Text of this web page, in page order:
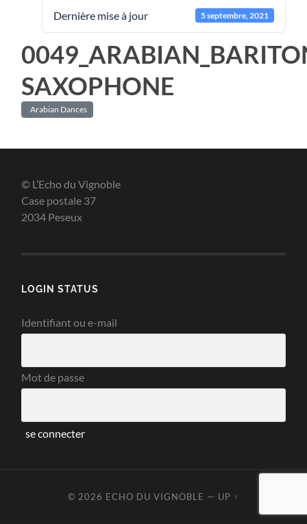
Dernière mise à jour 5 septembre, 2021
SAXOPHONE
Arabian Dances
© L’Echo du Vignoble
Case postale 37
2034 Peseux
LOGIN STATUS
Identifiant ou e-mail
Mot de passe
© 2026 ECHO DU VIGNOBLE — UP ↑